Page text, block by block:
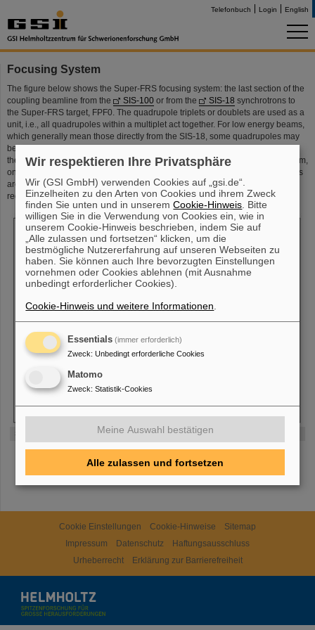
Telefonbuch Login English
Focusing System
The figure below shows the Super-FRS focusing system: the last section of the
coupling beamline from the
SIS-100 or from the SIS-18 synchrotrons to
the Super-FRS target, FPF0. The quadrupole triplets or doublets are used as a
unit, i.e., all quadrupoles within a multiplet act together. For low energy beams,
which generally mean those directly from the SIS-18, some quadrupoles may
be switched off, in order to keep the remaining active quadrupoles well into
their working fields. In the figure, which is for a beam of magnetic rigidity 55 Tm,
only eight of the possible ten quadrupoles are used. The unused quadrupoles
are uncolored in the figure (blue-colored quadrupoles are vertically focusing,
red-colored quadrupoles are horizontally focusing).
Super-FRS focusing system.
Cookie Einstellungen Cookie-Hinweise
Sitemap
Impressum
Datenschutz
Haftungsausschluss
Urheberrecht
Erklärung zur Barrierefreiheit
Wir respektieren Ihre Privatsphäre
Wir (GSI GmbH) verwenden Cookies auf „gsi.de“.
Einzelheiten zu den Arten von Cookies und ihrem Zweck
finden Sie unten und in unseremCookie-Hinweis . Bitte
willigen Sie in die Verwendung von Cookies ein, wie in
unserem Cookie-Hinweis beschrieben, indem Sie auf
„Alle zulassen und fortsetzen“ klicken, um die
bestmögliche Nutzererfahrung auf unseren Webseiten zu
haben. Sie können auch Ihre bevorzugten Einstellungen
vornehmen oder Cookies ablehnen (mit Ausnahme
unbedingt erforderlicher Cookies).
Cookie-Hinweis und weitere Informationen
Essentials (immer erforderlich)
Zweck: Unbedingt erforderliche Cookies
Matomo
Zweck: Statistik-Cookies
Meine Auswahl bestätigen
Alle zulassen und fortsetzen